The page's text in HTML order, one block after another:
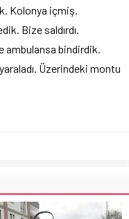
Kolonya içmiş.
Bize saldırdı.
ambulansa bindirdik.
Üzerindeki montu